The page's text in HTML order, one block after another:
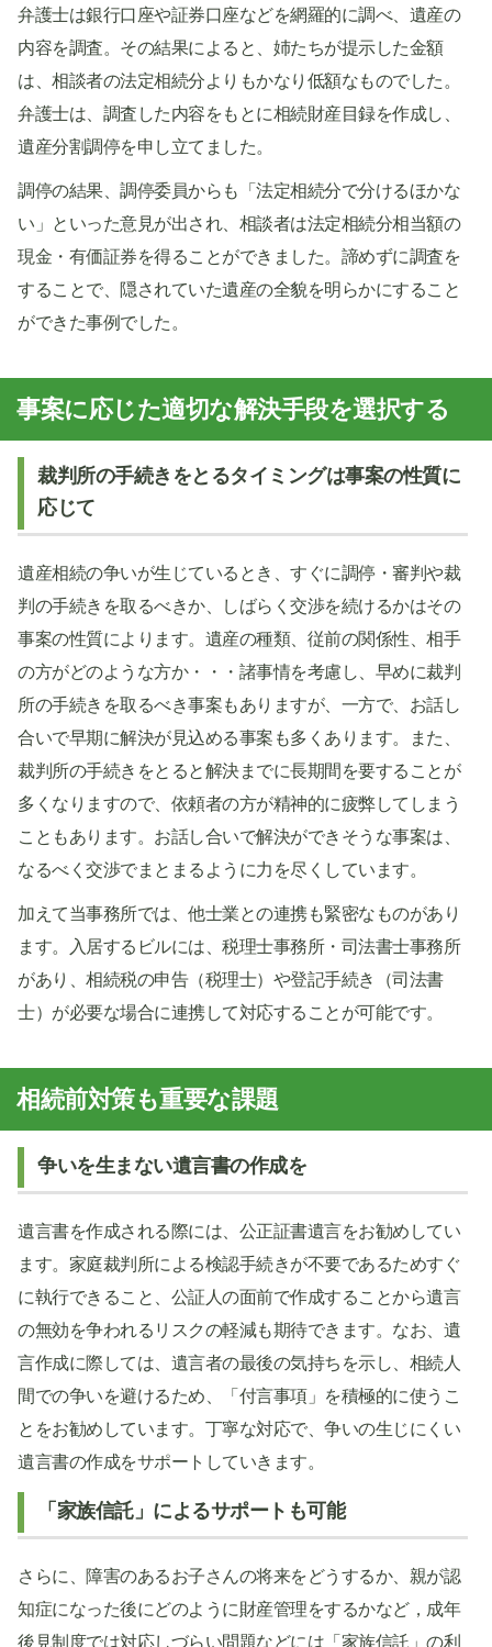
弁護士は銀行口座や証券口座などを網羅的に調べ、遺産の
内容を調査。その結果によると、姉たちが提示した金額
は、相談者の法定相続分よりもかなり低額なものでした。
弁護士は、調査した内容をもとに相続財産目録を作成し、
遺産分割調停を申し立てました。
調停の結果、調停委員からも「法定相続分で分けるほかな
い」といった意見が出され、相談者は法定相続分相当額の
現金・有価証券を得ることができました。諦めずに調査を
することで、隠されていた遺産の全貌を明らかにすること
ができた事例でした。
事案に応じた適切な解決手段を選択する
裁判所の手続きをとるタイミングは事案の性質に
応じて
遺産相続の争いが生じているとき、すぐに調停・審判や裁
判の手続きを取るべきか、しばらく交渉を続けるかはその
事案の性質によります。遺産の種類、従前の関係性、相手
の方がどのような方か・・・諸事情を考慮し、早めに裁判
所の手続きを取るべき事案もありますが、一方で、お話し
合いで早期に解決が見込める事案も多くあります。また、
裁判所の手続きをとると解決までに長期間を要することが
多くなりますので、依頼者の方が精神的に疲弊してしまう
こともあります。お話し合いで解決ができそうな事案は、
なるべく交渉でまとまるように力を尽くしています。
加えて当事務所では、他士業との連携も緊密なものがあり
ます。入居するビルには、税理士事務所・司法書士事務所
があり、相続税の申告（税理士）や登記手続き（司法書
士）が必要な場合に連携して対応することが可能です。
相続前対策も重要な課題
争いを生まない遺言書の作成を
遺言書を作成される際には、公正証書遺言をお勧めしてい
ます。家庭裁判所による検認手続きが不要であるためすぐ
に執行できること、公証人の面前で作成することから遺言
の無効を争われるリスクの軽減も期待できます。なお、遺
言作成に際しては、遺言者の最後の気持ちを示し、相続人
間での争いを避けるため、「付言事項」を積極的に使うこ
とをお勧めしています。丁寧な対応で、争いの生じにくい
遺言書の作成をサポートしていきます。
「家族信託」によるサポートも可能
さらに、障害のあるお子さんの将来をどうするか、親が認
知症になった後にどのように財産管理をするかなど，成年
後見制度では対応しづらい問題などには「家族信託」の利